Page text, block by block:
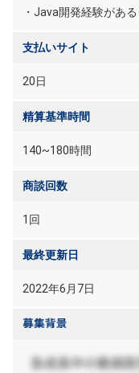
・Java開発経験があ
支払いサイト
20日
精算基準時間
140~180時間
商談回数
1回
最終更新日
2022年6月7日